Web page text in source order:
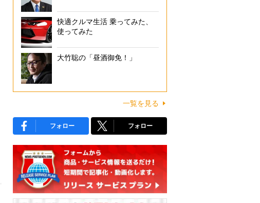
快適クルマ生活 乗ってみた、
使ってみた
大竹聡の「昼酒御免！」
一覧を見る
フォロー フォロー